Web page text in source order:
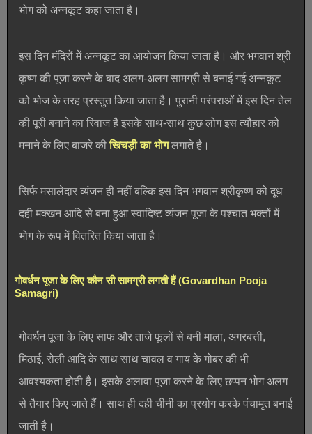
भोग को अन्नकूट कहा जाता है।
इस दिन मंदिरों में अन्नकूट का आयोजन किया जाता है। और भगवान श्री
कृष्ण की पूजा करने के बाद अलग-अलग सामग्री से बनाई गई अन्नकूट
को भोज के तरह प्रस्तुत किया जाता है। पुरानी परंपराओं में इस दिन तेल
की पूरी बनाने का रिवाज है इसके साथ-साथ कुछ लोग इस त्यौहार को
मनाने के लिए बाजरे कीखिचड़ी का भोगलगाते है।
सिर्फ मसालेदार व्यंजन ही नहीं बल्कि इस दिन भगवान श्रीकृष्ण को दूध
दही मक्खन आदि से बना हुआ स्वादिष्ट व्यंजन पूजा के पश्चात भक्तों में
भोग के रूप में वितरित किया जाता है।
गोवर्धन पूजा के लिए कौन सी सामग्री लगती हैं (Govardhan Pooja
Samagri)
गोवर्धन पूजा के लिए साफ और ताजे फूलों से बनी माला, अगरबत्ती,
मिठाई, रोली आदि के साथ साथ चावल व गाय के गोबर की भी
आवश्यकता होती है। इसके अलावा पूजा करने के लिए छप्पन भोग अलग
से तैयार किए जाते हैं। साथ ही दही चीनी का प्रयोग करके पंचामृत बनाई
जाती है।